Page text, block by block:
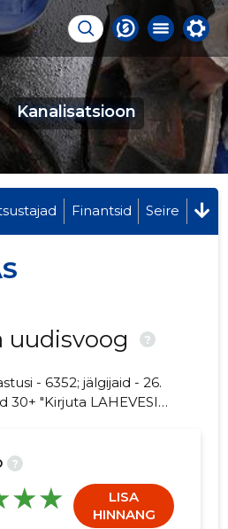
Kanalisatsioon
Finantsid Seire
uudisvoog ?
- 6352; jälgijaid - 26.
?
LISA
HINNANG